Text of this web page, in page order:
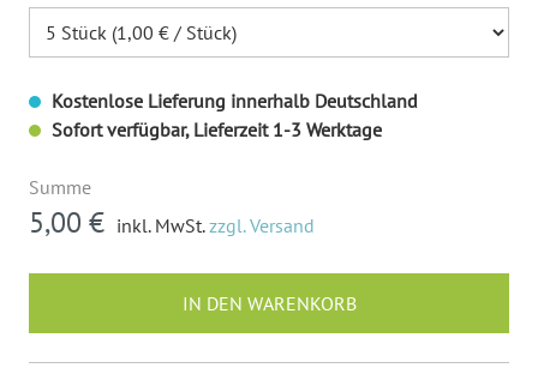
Kostenlose Lieferung innerhalb Deutschland
Sofort verfügbar, Lieferzeit 1-3 Werktage
Summe
5,00 € inkl. MwSt.zzgl. Versand
IN DEN WARENKORB